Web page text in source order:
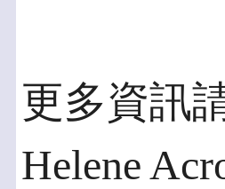
更多資訊
Helene